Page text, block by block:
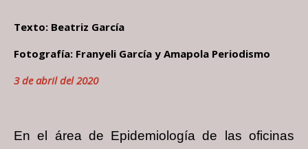
Texto: Beatriz García
Fotografía: Franyeli García y Amapola Periodismo
3 de abril del 2020
En el área de Epidemiología de las oficinas